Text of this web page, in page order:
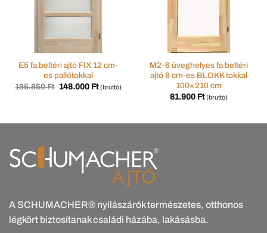
E5 fa beltéri ajtó FIX 12 cm-
es pallótokkal
196.850Ft Original
148.000 FtCurrent
price
(bruttó)
M2-6 üveghelyes fa beltéri
ajtó 8 cm-es BLOKK tokkal
100×210 cm
81.900 Ft (bruttó)
A SCHUMACHER® nyílászárók természetes, otthonos
légkört biztosítanak családi házába, lakásásba.